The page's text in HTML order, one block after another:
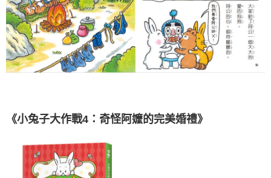
《小兔子大作戰4：奇怪阿嬤的完美婚禮》